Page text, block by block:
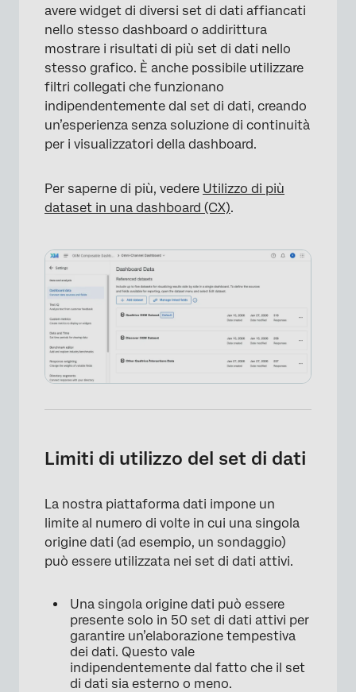
avere widget di diversi set di dati affiancati
nello stesso dashboard o addirittura
mostrare i risultati di più set di dati nello
stesso grafico. È anche possibile utilizzare
filtri collegati che funzionano
indipendentemente dal set di dati, creando
un’esperienza senza soluzione di continuità
per i visualizzatori della dashboard.
Per saperne di più, vedere Utilizzo di più
dataset in una dashboard (CX).
Limiti di utilizzo del set di dati
La nostra piattaforma dati impone un
limite al numero di volte in cui una singola
origine dati (ad esempio, un sondaggio)
può essere utilizzata nei set di dati attivi.
Una singola origine dati può essere
presente solo in 50 set di dati attivi per
garantire un’elaborazione tempestiva
dei dati. Questo vale
indipendentemente dal fatto che il set
di dati sia esterno o meno.